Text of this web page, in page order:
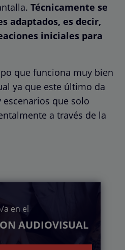
Técnicamente se
adaptados, es decir,
iniciales para
que funciona muy bien
ya que este último da
que solo
a través de la
a en el
AUDIOVISUAL